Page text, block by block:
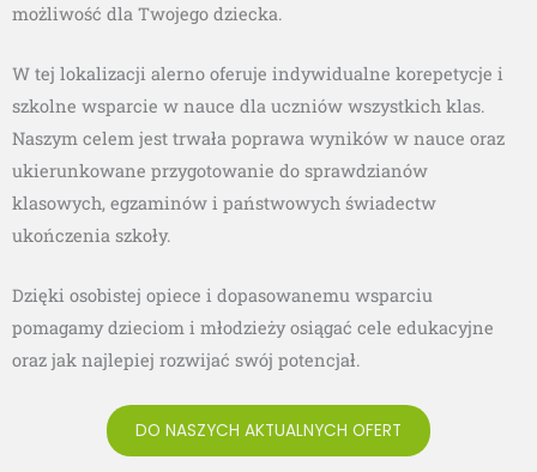
możliwość dla Twojego dziecka.
W tej lokalizacji alerno oferuje indywidualne korepetycje i
szkolne wsparcie w nauce dla uczniów wszystkich klas.
Naszym celem jest trwała poprawa wyników w nauce oraz
ukierunkowane przygotowanie do sprawdzianów
klasowych, egzaminów i państwowych świadectw
ukończenia szkoły.
Dzięki osobistej opiece i dopasowanemu wsparciu
pomagamy dzieciom i młodzieży osiągać cele edukacyjne
oraz jak najlepiej rozwijać swój potencjał.
DO NASZYCH AKTUALNYCH OFERT